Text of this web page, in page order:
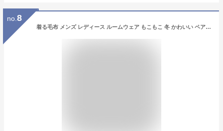
no. 8
着る毛布 メンズ レディース ルームウェア もこもこ 冬 かわいい ペアパジャマ ロング丈 部屋着 男女兼用 ナイトガウン フランネル カーディガン ポケット付 無地 マタニティ 体型カバー 大きいサイズ 冬服 室内服 クリスマス ギフト プレゼント